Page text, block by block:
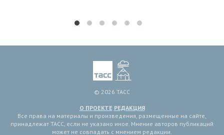
© 2026 ТАСС
О ПРОЕКТЕ РЕДАКЦИЯ
Все права на материалы и произведения, размещенные на сайте,
принадлежат ТАСС, если не указано иное. Мнение авторов публикаций
может не совпадать с мнением редакции.